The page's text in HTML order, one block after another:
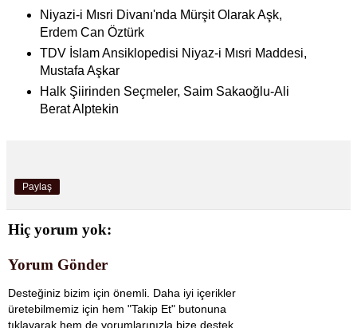
Niyazi-i Mısri Divanı'nda Mürşit Olarak Aşk,
Erdem Can Öztürk
TDV İslam Ansiklopedisi Niyaz-i Mısri Maddesi,
Mustafa Aşkar
Halk Şiirinden Seçmeler, Saim Sakaoğlu-Ali
Berat Alptekin
Paylaş
Hiç yorum yok:
Yorum Gönder
Desteğiniz bizim için önemli. Daha iyi içerikler
üretebilmemiz için hem "Takip Et" butonuna
tıklayarak hem de yorumlarınızla bize destek